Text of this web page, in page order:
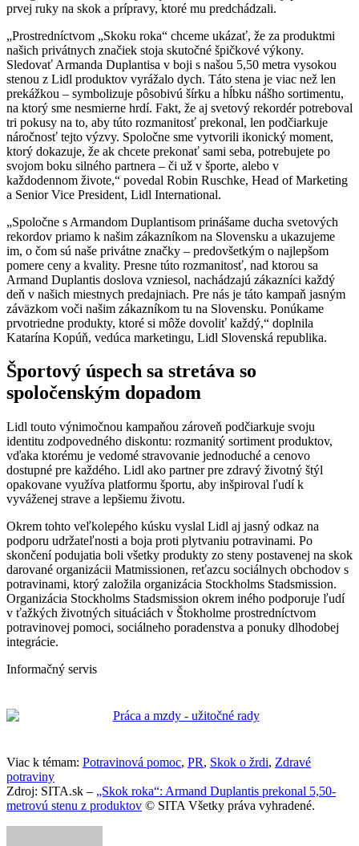
prvej ruky na skok a prípravy, ktoré mu predchádzali.
„Prostredníctvom „Skoku roka“ chceme ukázať, že za produktmi
našich privátnych značiek stoja skutočné špičkové výkony.
Sledovať Armanda Duplantisa v boji s našou 5,50 metra vysokou
stenou z Lidl produktov vyrážalo dych. Táto stena je viac než len
prekážkou – symbolizuje pôsobivú šírku a hĺbku nášho sortimentu,
na ktorý sme nesmierne hrdí. Fakt, že aj svetový rekordér potreboval
tri pokusy na to, aby túto rozmanitosť prekonal, len podčiarkuje
náročnosť tejto výzvy. Spoločne sme vytvorili ikonický moment,
ktorý dokazuje, že ak chcete prekonať sami seba, potrebujete po
svojom boku silného partnera – či už v športe, alebo v
každodennom živote,“ povedal Robin Ruschke, Head of Marketing
a Senior Vice President, Lidl International.
„Spoločne s Armandom Duplantisom prinášame ducha svetových
rekordov priamo k našim zákazníkom na Slovensku a ukazujeme
im, o čom sú naše privátne značky – predovšetkým o najlepšom
pomere ceny a kvality. Presne túto rozmanitosť, nad ktorou sa
Armand Duplantis doslova vzniesol, nachádzajú zákazníci každý
deň v našich miestnych predajniach. Pre nás je táto kampaň jasným
záväzkom voči našim zákazníkom tu na Slovensku. Ponúkame
prvotriedne produkty, ktoré si môže dovoliť každý,“ doplnila
Katarína Kopúň, vedúca marketingu, Lidl Slovenská republika.
Športový úspech sa stretáva so
spoločenským dopadom
Lidl touto výnimočnou kampaňou zároveň podčiarkuje svoju
identitu zodpovedného diskontu: rozmanitý sortiment produktov,
vďaka ktorému je vedomé stravovanie jednoduché a cenovo
dostupné pre každého. Lidl ako partner pre zdravý životný štýl
opakovane využíva platformu športu, aby inšpiroval ľudí k
vyváženej strave a lepšiemu životu.
Okrem tohto veľkolepého kúsku vyslal Lidl aj jasný odkaz na
podporu udržateľnosti a boja proti plytvaniu potravinami. Po
skončení podujatia boli všetky produkty zo steny postavenej na skok
darované organizácii Matmissionen, reťazcu sociálnych obchodov s
potravinami, ktorý založila organizácia Stockholms Stadsmission.
Organizácia Stockholms Stadsmission okrem iného podporuje ľudí
v ťažkých životných situáciách v Štokholme prostredníctvom
potravinovej pomoci, sociálneho poradenstva a ponuky dlhodobej
integrácie.
Informačný servis
Viac k témam: Potravinová pomoc, PR, Skok o žrdi, Zdravé
potraviny
Zdroj: SITA.sk – „Skok roka“: Armand Duplantis prekonal 5,50-
metrovú stenu z produktov © SITA Všetky práva vyhradené.